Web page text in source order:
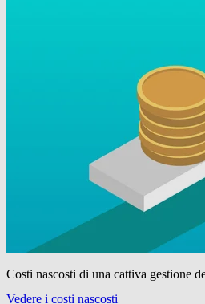
Costi nascosti di una cattiva gestione
Vedere i costi nascosti